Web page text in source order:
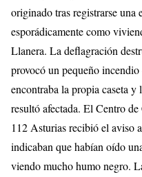
originado tras registrarse una
esporádicamente como
Llanera. La deflagración
provocó un pequeño
encontraba la propia caseta
resultó afectada. El Centro
112 Asturias recibió el aviso
indicaban que habían oído
viendo mucho humo negro.